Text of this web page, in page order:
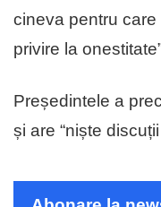
cineva pentru
privire la
Președintele a
și are “niște